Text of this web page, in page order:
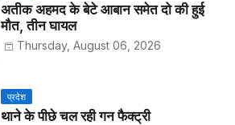
अतीक अहमद के बेटे आबान समेत दो की हुई
मौत, तीन घायल
Thursday, August 06, 2026
प्रदेश
थाने के पीछे चल रही गन फैक्ट्री